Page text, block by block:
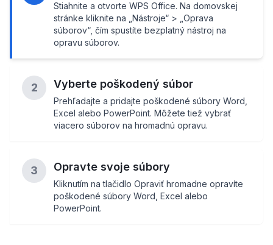
Stiahnite a otvorte WPS Office. Na domovskej
stránke kliknite na „Nástroje“ > „Oprava
súborov“, čím spustíte bezplatný nástroj na
opravu súborov.
2 Vyberte poškodený súbor
Prehľadajte a pridajte poškodené súbory Word,
Excel alebo PowerPoint. Môžete tiež vybrať
viacero súborov na hromadnú opravu.
3 Opravte svoje súbory
Kliknutím na tlačidlo Opraviť hromadne opravíte
poškodené súbory Word, Excel alebo
PowerPoint.